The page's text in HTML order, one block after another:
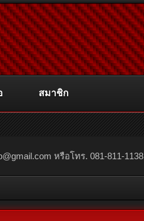
หรือโทร. 081-811-
สมาชิก